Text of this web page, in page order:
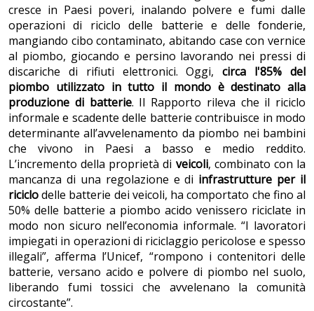
cresce in Paesi poveri, inalando polvere e fumi dalle
operazioni di riciclo delle batterie e delle fonderie,
mangiando cibo contaminato, abitando case con vernice
al piombo, giocando e persino lavorando nei pressi di
discariche di rifiuti elettronici. Oggi,circa l'85% del
piombo utilizzato in tutto il mondo è destinato alla
produzione di batterie. Il Rapporto rileva che il riciclo
informale e scadente delle batterie contribuisce in modo
determinante all’avvelenamento da piombo nei bambini
che vivono in Paesi a basso e medio reddito.
L’incremento della proprietà di veicoli, combinato con la
mancanza di una regolazione e di infrastrutture per il
riciclodelle batterie dei veicoli, ha comportato che fino al
50% delle batterie a piombo acido venissero riciclate in
modo non sicuro nell’economia informale. “I lavoratori
impiegati in operazioni di riciclaggio pericolose e spesso
illegali”, afferma l’Unicef, “rompono i contenitori delle
batterie, versano acido e polvere di piombo nel suolo,
liberando fumi tossici che avvelenano la comunità
circostante”.